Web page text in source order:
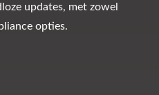
updates, met zowel
opties.